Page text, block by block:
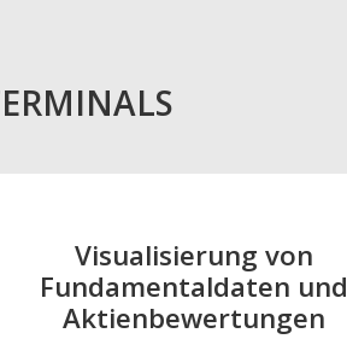
Visualisierung von
Fundamentaldaten und
Aktienbewertungen